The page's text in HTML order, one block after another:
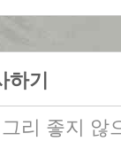
기
리 좋지 않